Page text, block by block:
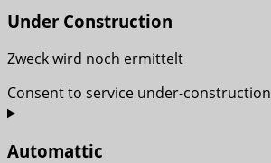
Under Construction
Zweck wird noch ermittelt
Consent to service under-construction
Automattic